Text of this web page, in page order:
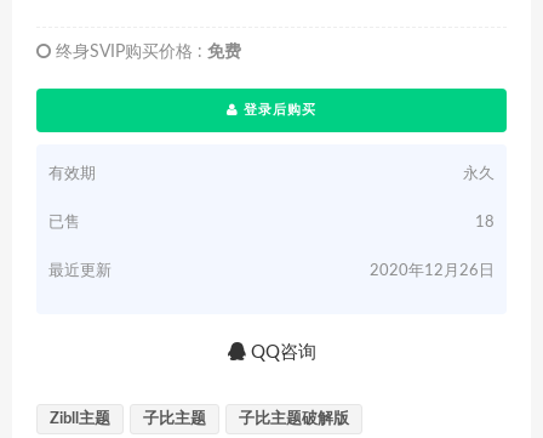
终身SVIP购买价格 : 免费
登录后购买
有效期 永久
已售 18
最近更新 2020年12月26日
QQ咨询
Zibll主题 子比主题 子比主题破解版